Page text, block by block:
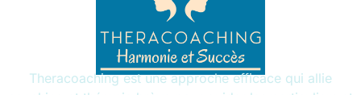
Theracoaching est une approche efficace qui allie